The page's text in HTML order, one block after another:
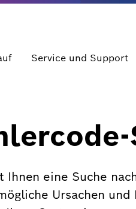
Service und Support
eine Suche
Ursachen und